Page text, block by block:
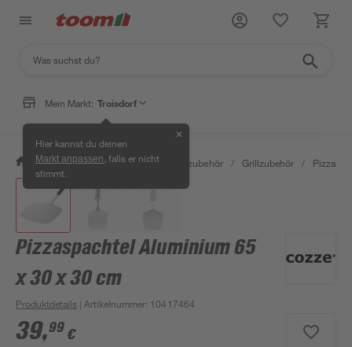
Mein Markt: Troisdorf
Hier kannst du deinen
Markt anpassen , falls er nicht
stimmt.
✕
/ Garten & Freizeit / Grills & Grillzubehör / Grillzubehör /
Pizzaspachtel Aluminium 65
x 30 x 30 cm
Produktdetails | Artikelnummer: 10417464
39,99 €